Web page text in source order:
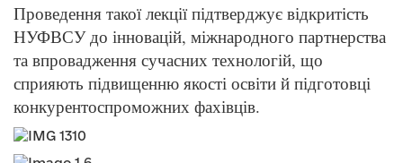
Проведення такої лекції підтверджує відкритість
НУФВСУ до інновацій, міжнародного партнерства
та впровадження сучасних технологій, що
сприяють підвищенню якості освіти й підготовці
конкурентоспроможних фахівців.